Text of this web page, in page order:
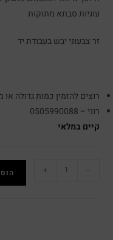
עוגיות סבתא מתוקות
זר צבעוני יבש בעבודת יד
רוצים להזמין כמות גדולה או
רוני – 0505990088
קיים במלאי
+